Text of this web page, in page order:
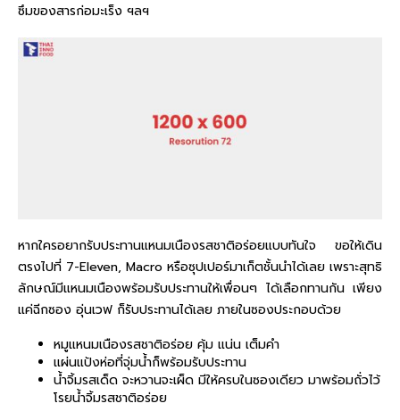
ซึมของสารก่อมะเร็ง ฯลฯ
หากใครอยากรับประทานแหนมเนืองรสชาติอร่อยแบบทันใจ ขอให้เดิน
ตรงไปที่ 7-Eleven, Macro หรือซุปเปอร์มาเก็ตชั้นนำได้เลย เพราะสุทธิ
ลักษณ์มีแหนมเนืองพร้อมรับประทานให้เพื่อนๆ ได้เลือกทานกัน เพียง
แค่ฉีกซอง อุ่นเวฟ ก็รับประทานได้เลย ภายในซองประกอบด้วย
หมูแหนมเนืองรสชาติอร่อย คุ้ม แน่น เต็มคำ
แผ่นแป้งห่อที่จุ่มน้ำก็พร้อมรับประทาน
น้ำจิ้มรสเด็ด จะหวานจะเผ็ด มีให้ครบในซองเดียว มาพร้อมถั่วไว้
โรยน้ำจิ้มรสชาติอร่อย